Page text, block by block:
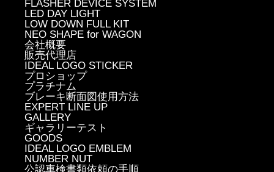
FLASHER DEVICE SYSTEM
LED DAY LIGHT
LOW DOWN FULL KIT
NEO SHAPE for WAGON
会社概要
販売代理店
IDEAL LOGO STICKER
プロショップ
プラチナム
ブレーキ断面図使用方法
EXPERT LINE UP
GALLERY
ギャラリーテスト
GOODS
IDEAL LOGO EMBLEM
NUMBER NUT
公認車検書類依頼の手順